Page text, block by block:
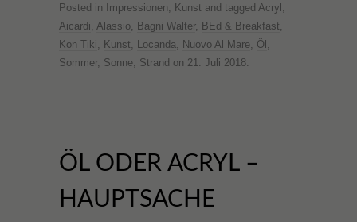
Posted in Impressionen Kunst and tagged Acryl
Aicardi Alassio Bagni Walter, BEd & Breakfast
Kon Tiki
Kunst Locanda Nuovo Al Mare Öl
Sommer, Sonne Strand on 21. Juli 2018
ÖL ODER ACRYL –
HAUPTSACHE